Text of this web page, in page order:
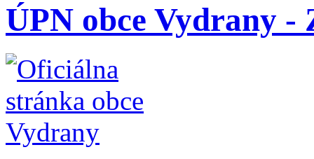
ÚPN obce Vydrany -